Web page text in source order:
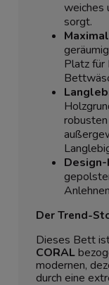
weiches
sorgt.
Platz für
robusten
Der Trend-
Dieses Bett
CORAL
modernen,
durch eine